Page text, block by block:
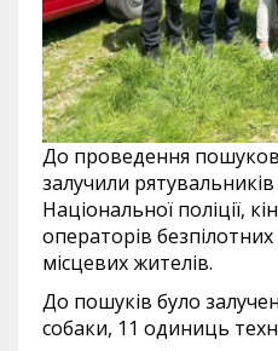
До проведення
залучили
Національної поліції,
операторів
місцевих жителів.
До пошуків було
собаки, 11 одиниць